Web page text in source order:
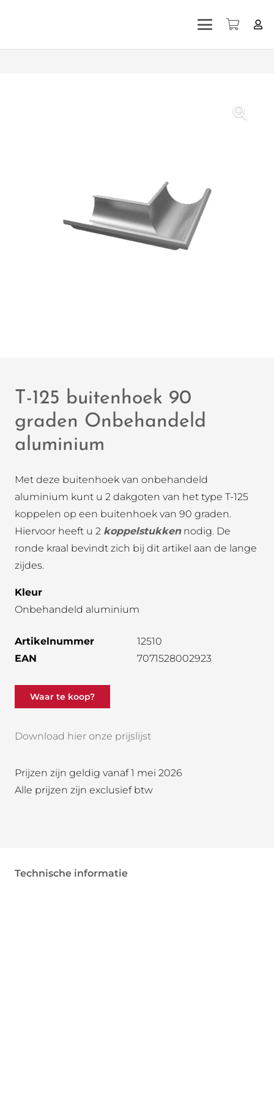
T-125 buitenhoek 90
graden Onbehandeld
aluminium
Met deze buitenhoek van onbehandeld
aluminium kunt u 2 dakgoten van het type T-125
koppelen op een buitenhoek van 90 graden.
Hiervoor heeft u 2 koppelstukkennodig. De
ronde kraal bevindt zich bij dit artikel aan de lange
zijdes.
Kleur
Onbehandeld aluminium
Artikelnummer
12510
EAN
7071528002923
Waar te koop?
Download hier onze prijslijst
Prijzen zijn geldig vanaf 1 mei 2026
Alle prijzen zijn exclusief btw
Technische informatie